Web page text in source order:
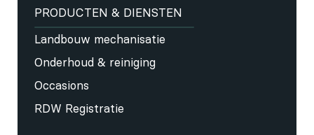
PRODUCTEN & DIENSTEN
Landbouw mechanisatie
Onderhoud & reiniging
Occasions
RDW Registratie